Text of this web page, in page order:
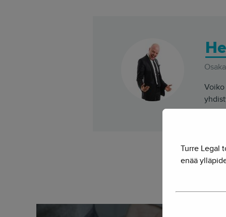
Turre Legal
enää